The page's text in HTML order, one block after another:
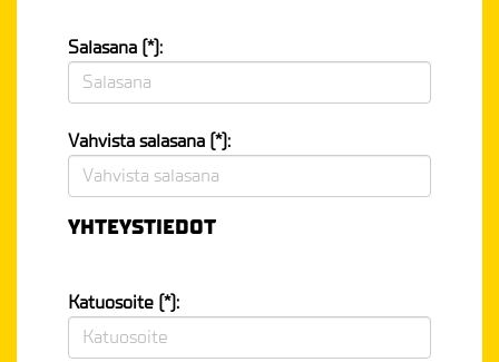
Salasana (*):
Vahvista salasana (*):
YHTEYSTIEDOT
Katuosoite (*):